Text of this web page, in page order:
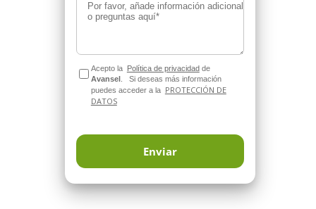
Por favor, añade información adicional
o preguntas aquí*
Acepto la Política de privacidad de
Avansel
Si deseas más información
puedes acceder a la PROTECCIÓN DE
DATOS